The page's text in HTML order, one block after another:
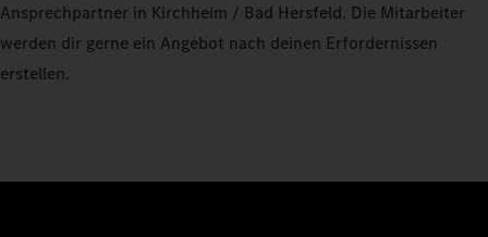
Ansprechpartner in Kirchheim / Bad Hersfeld. Die Mitarbeiter
werden dir gerne ein Angebot nach deinen Erfordernissen
erstellen.